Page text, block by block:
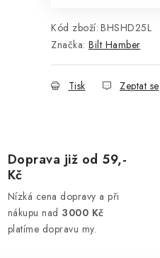
Kód zboží: BHSHD25L
Značka: Bilt Hamber
Tisk Zeptat se
Doprava již od 59,-
Kč
Nízká cena dopravy a při
nákupu nad 3000 Kč
platíme dopravu my.